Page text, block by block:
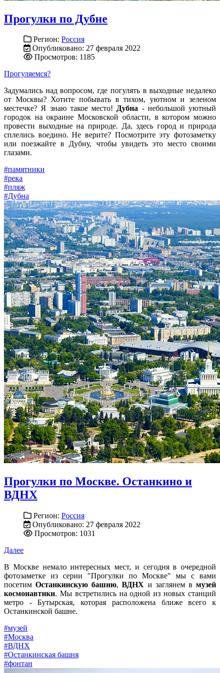
Прогулки по Дубне
Регион: Россия
Опубликовано: 27 февраля 2022
Просмотров: 1185
Прогуляемся?
Задумались над вопросом, где погулять в выходные недалеко
от Москвы? Хотите побывать в тихом, уютном и зеленом
местечке? Я знаю такое место!Дубна - небольшой уютный
городок на окраине Московской области, в котором можно
провести выходные на природе. Да, здесь город и природа
сплелись воедино. Не верите? Посмотрите эту фотозаметку
или поезжайте в Дубну, чтобы увидеть это место своими
глазами.
#памятники
#река
#пляж
#Дубна
Прогулки по Москве. Останкино и
ВДНХ
Регион: Россия
Опубликовано: 27 февраля 2022
Просмотров: 1031
Далее
В Москве немало интересных мест, и сегодня в очередной
фотозаметке из серии "Прогулки по Москве" мы с вами
посетимОстанкинскую башню,ВДНХ и заглянем вмузей
космонавтики. Мы встретились на одной из новых станций
метро - Бутырская, которая расположена ближе всего к
Останкинской башне.
#музей
#Москва
#ВДНХ
#Останкинская башня
#фонтан